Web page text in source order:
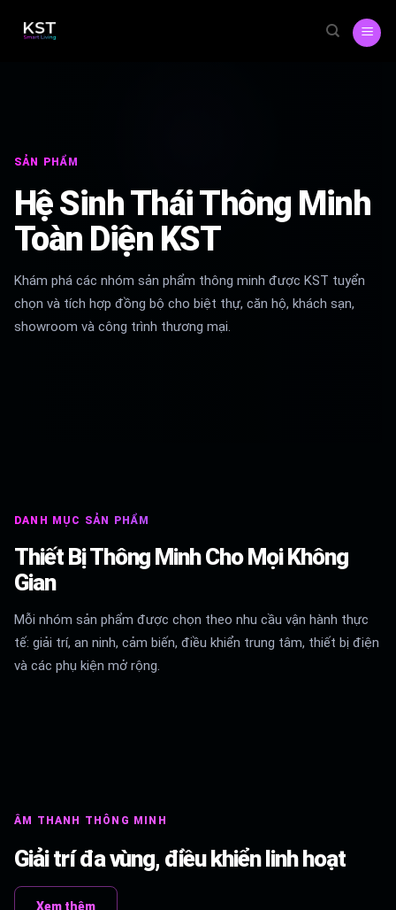
SẢN PHẨM
Hệ Sinh Thái Thông Minh
Toàn Diện KST
Khám phá các nhóm sản phẩm thông minh được KST tuyển
chọn và tích hợp đồng bộ cho biệt thự, căn hộ, khách sạn,
showroom và công trình thương mại.
DANH MỤC SẢN PHẨM
Thiết Bị Thông Minh Cho Mọi Không
Gian
Mỗi nhóm sản phẩm được chọn theo nhu cầu vận hành thực
tế: giải trí, an ninh, cảm biến, điều khiển trung tâm, thiết bị điện
và các phụ kiện mở rộng.
ÂM THANH THÔNG MINH
Giải trí đa vùng, điều khiển linh hoạt
Xem thêm